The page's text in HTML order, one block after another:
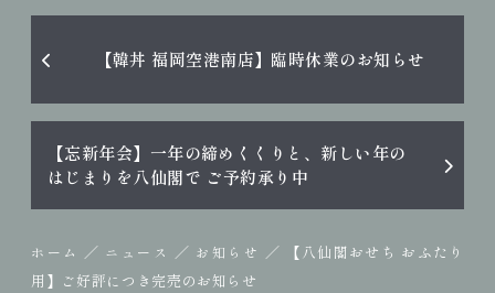
【韓丼 福岡空港南店】臨時休業のお知らせ
【忘新年会】一年の締めくくりと、新しい年の
はじまりを八仙閣で ご予約承り中
ホーム ／ ニュース ／ お知らせ ／
【八仙閣おせち おふたり
用】ご好評につき完売のお知らせ